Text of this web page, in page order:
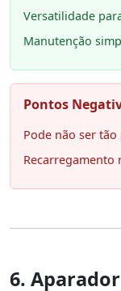
Versatilidade
Manutenção
Pontos
Pode não ser
Recarregamento
6.